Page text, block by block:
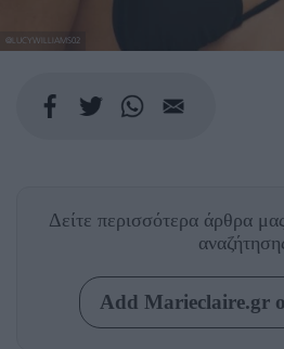
@LUCYWILLIAMS02
Δείτε περισσότερα άρθρα
Add Marieclaire.gr